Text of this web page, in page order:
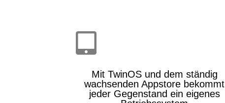

Mit TwinOS und dem ständig
wachsenden Appstore bekommt
jeder Gegenstand ein eigenes